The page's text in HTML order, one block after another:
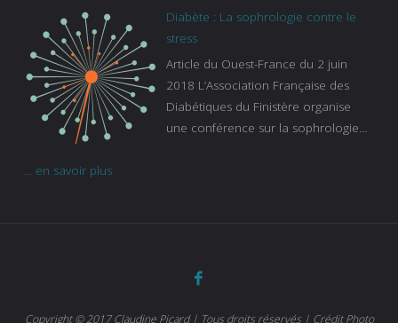
s’ignorent. « C’est une pathologie qui
continue à augmenter, souligne
de la Caisse primaire d’assurance-
maladie. C’est aussi une pathologie
qui peut être handicapante et coûte
cher quand on sait que 37 % des
d’autant que le diabète
Diabète : La sophrologie contre le
stress
Article du Ouest-France du 2 juin
2018 L’Association Française des
Diabétiques du Finistère organise
une conférence sur la sophrologie
... en savoir plus
Copyright © 2017 Claudine Picard | Tous droits réservés | Crédit Photo